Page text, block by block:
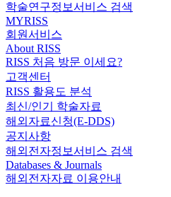
학술연구정보서비스 검색
MYRISS
회원서비스
About RISS
RISS 처음 방문 이세요?
고객센터
RISS 활용도 분석
최신/인기 학술자료
해외자료신청(E-DDS)
공지사항
해외전자정보서비스 검색
Databases & Journals
해외전자자료 이용안내